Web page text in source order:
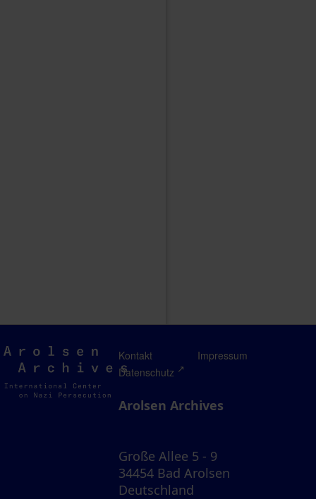
Arolsen
Archives
Kontakt
Impressum
Datenschutz
Arolsen Archives
Große Allee 5 - 9
34454 Bad Arolsen
Deutschland